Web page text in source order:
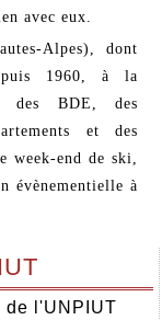
de l'UNPIUT
avec eux.
Alpes), dont
1960, à la
des BDE, des
et des
week-end de ski,
évènementielle à